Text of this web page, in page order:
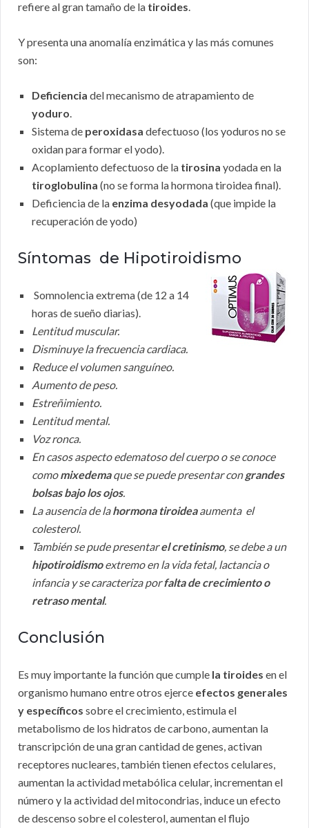
refiere al gran tamaño de la tiroides.
Y presenta una anomalía enzimática y las más comunes
son:
Deficiencia del mecanismo de atrapamiento de
yoduro.
Sistema de peroxidasa defectuoso (los yoduros no se
oxidan para formar el yodo).
Acoplamiento defectuoso de la tirosina yodada en la
tiroglobulina (no se forma la hormona tiroidea final).
Deficiencia de la enzima desyodada (que impide la
recuperación de yodo)
Síntomas de Hipotiroidismo
Somnolencia extrema (de 12 a 14
horas de sueño diarias).
Lentitud muscular.
Disminuye la frecuencia cardiaca.
Reduce el volumen sanguíneo.
Aumento de peso.
Estreñimiento.
Lentitud mental.
Voz ronca.
En casos aspecto edematoso del cuerpo o se conoce
comomixedemaque se puede presentar congrandes
bolsas bajo los ojos.
La ausencia de lahormona tiroideaaumenta el
colesterol.
También se pude presentarel cretinismo, se debe a un
hipotiroidismoextremo en la vida fetal, lactancia o
infancia y se caracteriza porfalta de crecimiento o
retraso mental.
Conclusión
Es muy importante la función que cumple la tiroides en el
organismo humano entre otros ejerce efectos generales
y específicos sobre el crecimiento, estimula el
metabolismo de los hidratos de carbono, aumentan la
transcripción de una gran cantidad de genes, activan
receptores nucleares, también tienen efectos celulares,
aumentan la actividad metabólica celular, incrementan el
número y la actividad del mitocondrias, induce un efecto
de descenso sobre el colesterol, aumentan el flujo